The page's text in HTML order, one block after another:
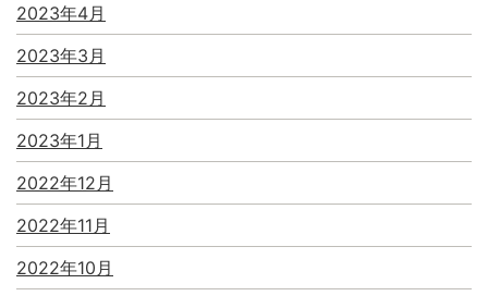
2023年4月
2023年3月
2023年2月
2023年1月
2022年12月
2022年11月
2022年10月